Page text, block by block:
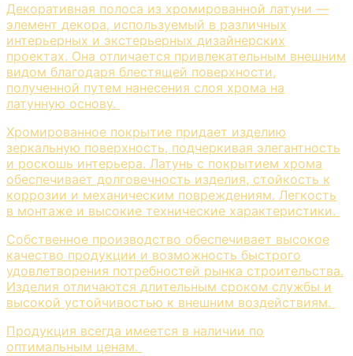
Декоративная полоса из хромированной латуни —
элемент декора, используемый в различных
интерьерных и экстерьерных дизайнерских
проектах. Она отличается привлекательным внешним
видом благодаря блестящей поверхности,
полученной путем нанесения слоя хрома на
латунную основу.
Хромированное покрытие придает изделию
зеркальную поверхность, подчеркивая элегантность
и роскошь интерьера. Латунь с покрытием хрома
обеспечивает долговечность изделия, стойкость к
коррозии и механическим повреждениям. Легкость
в монтаже и высокие технические характеристики.
Собственное производство обеспечивает высокое
качество продукции и возможность быстрого
удовлетворения потребностей рынка строительства.
Изделия отличаются длительным сроком службы и
высокой устойчивостью к внешним воздействиям.
Продукция всегда имеется в наличии по
оптимальным ценам.